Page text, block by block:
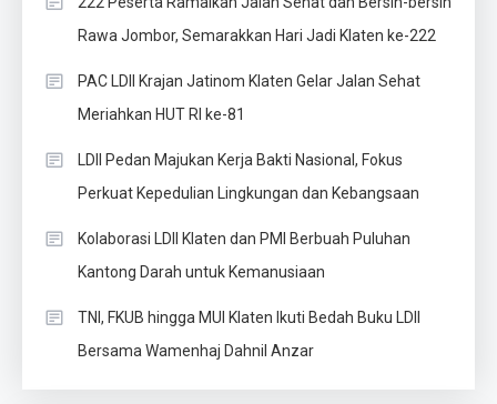
Rawa Jombor, Semarakkan Hari Jadi Klaten ke-222
PAC LDII Krajan Jatinom Klaten Gelar Jalan Sehat
Meriahkan HUT RI ke-81
LDII Pedan Majukan Kerja Bakti Nasional, Fokus
Perkuat Kepedulian Lingkungan dan Kebangsaan
Kolaborasi LDII Klaten dan PMI Berbuah Puluhan
Kantong Darah untuk Kemanusiaan
TNI, FKUB hingga MUI Klaten Ikuti Bedah Buku LDII
Bersama Wamenhaj Dahnil Anzar